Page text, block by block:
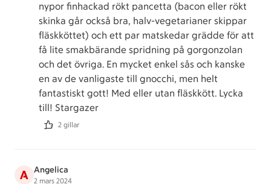
nypor finhackad rökt pancetta (bacon eller rökt
skinka går också bra, halv-vegetarianer skippar
fläskköttet) och ett par matskedar grädde för att
få lite smakbärande spridning på gorgonzolan
och det övriga. En mycket enkel sås och kanske
en av de vanligaste till gnocchi, men helt
fantastiskt gott! Med eller utan fläskkött. Lycka
till! Stargazer
2 gillar
A Angelica
2 mars 2024